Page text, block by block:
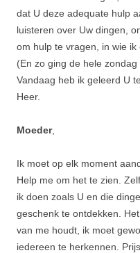
dat U deze adequate hulp
luisteren over Uw dingen,
om hulp te vragen, in wie ik
(En zo ging de hele
Vandaag heb ik geleerd U
Heer.
Moeder,
Ik moet op elk moment
Help me om het te zien.
ik doen zoals U en die
geschenk te ontdekken.
van me houdt, ik moet
iedereen te herkennen.